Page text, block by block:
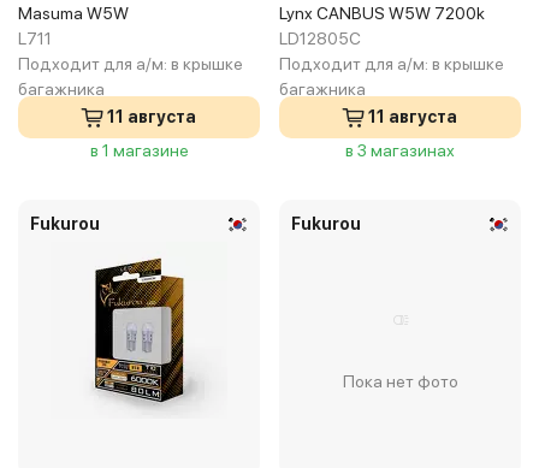
Masuma W5W
L711
Подходит для а/м: в крышке
багажника
11 августа
в 1 магазине
Lynx CANBUS W5W 7200k
LD12805C
Подходит для а/м: в крышке
багажника
11 августа
в 3 магазинах
Fukurou
Пока нет фото
Fukurou